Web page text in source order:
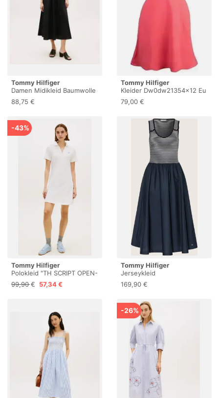
Tommy Hilfiger
Damen Midikleid Baumwolle
L
88,75 €
Tommy Hilfiger
Kleider Dw0dw21354x12 Eu
S;Eu M Female
79,00 €
-43%
Tommy Hilfiger
Polokleid "TH SCRIPT OPEN-
NK POLO DRS" mit
Knopfleiste
99,90 € 57,34 €
Tommy Hilfiger
Jerseykleid
169,90 €
-26%